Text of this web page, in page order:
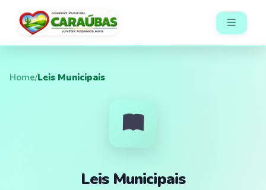
Home/Leis Municipais
Leis Municipais